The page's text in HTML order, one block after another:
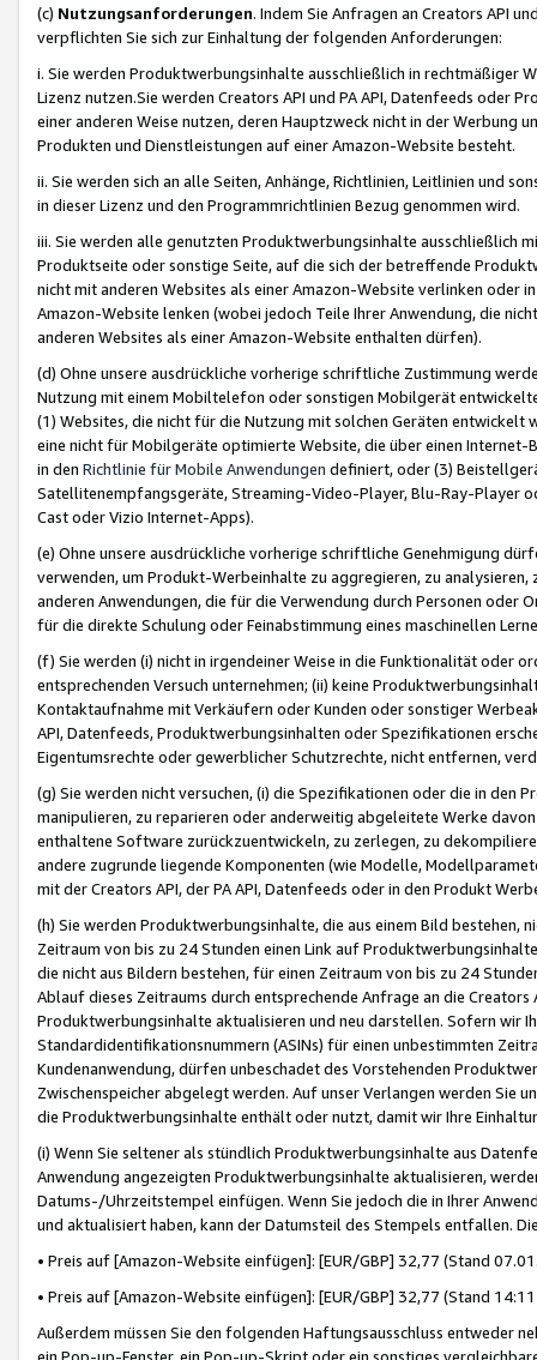
(c) Nutzungsanforderungen. Indem Sie Anfragen an Creators API
verpflichten Sie sich zur Einhaltung der folgenden Anforderungen:
i. Sie werden Produktwerbungsinhalte ausschließlich in rechtmäßiger
Lizenz nutzen.Sie werden Creators API und PA API, Datenfeeds oder
einer anderen Weise nutzen, deren Hauptzweck nicht in der Werbung
Produkten und Dienstleistungen auf einer Amazon-Website besteht.
ii. Sie werden sich an alle Seiten, Anhänge, Richtlinien, Leitlinien und
in dieser Lizenz und den Programmrichtlinien Bezug genommen wird.
iii. Sie werden alle genutzten Produktwerbungsinhalte ausschließlich
Produktseite oder sonstige Seite, auf die sich der betreffende
nicht mit anderen Websites als einer Amazon-Website verlinken oder
Amazon-Website lenken (wobei jedoch Teile Ihrer Anwendung, die
anderen Websites als einer Amazon-Website enthalten dürfen).
(d) Ohne unsere ausdrückliche vorherige schriftliche Zustimmung
Nutzung mit einem Mobiltelefon oder sonstigen Mobilgerät
(1) Websites, die nicht für die Nutzung mit solchen Geräten
eine nicht für Mobilgeräte optimierte Website, die über einen
in den Richtlinie für Mobile Anwendungen definiert, oder (3)
Satellitenempfangsgeräte, Streaming-Video-Player, Blu-Ray-Player
Cast oder Vizio Internet-Apps).
(e) Ohne unsere ausdrückliche vorherige schriftliche Genehmigung
verwenden, um Produkt-Werbeinhalte zu aggregieren, zu
anderen Anwendungen, die für die Verwendung durch Personen
für die direkte Schulung oder Feinabstimmung eines maschinellen
(f) Sie werden (i) nicht in irgendeiner Weise in die Funktionalität oder
entsprechenden Versuch unternehmen; (ii) keine
Kontaktaufnahme mit Verkäufern oder Kunden oder sonstiger
API, Datenfeeds, Produktwerbungsinhalten oder Spezifikationen
Eigentumsrechte oder gewerblicher Schutzrechte, nicht entfernen,
(g) Sie werden nicht versuchen, (i) die Spezifikationen oder die in
manipulieren, zu reparieren oder anderweitig abgeleitete Werke
enthaltene Software zurückzuentwickeln, zu zerlegen, zu
andere zugrunde liegende Komponenten (wie Modelle,
mit der Creators API, der PA API, Datenfeeds oder in den Produkt
(h) Sie werden Produktwerbungsinhalte, die aus einem Bild bestehen,
Zeitraum von bis zu 24 Stunden einen Link auf
die nicht aus Bildern bestehen, für einen Zeitraum von bis zu 24
Ablauf dieses Zeitraums durch entsprechende Anfrage an die
Produktwerbungsinhalte aktualisieren und neu darstellen. Sofern wir
Standardidentifikationsnummern (ASINs) für einen unbestimmten
Kundenanwendung, dürfen unbeschadet des Vorstehenden
Zwischenspeicher abgelegt werden. Auf unser Verlangen werden Sie
die Produktwerbungsinhalte enthält oder nutzt, damit wir Ihre
(i) Wenn Sie seltener als stündlich Produktwerbungsinhalte aus
Anwendung angezeigten Produktwerbungsinhalte aktualisieren,
Datums-/Uhrzeitstempel einfügen. Wenn Sie jedoch die in Ihrer
und aktualisiert haben, kann der Datumsteil des Stempels entfallen.
• Preis auf [Amazon-Website einfügen]: [EUR/GBP] 32,77 (Stand
• Preis auf [Amazon-Website einfügen]: [EUR/GBP] 32,77 (Stand
Außerdem müssen Sie den folgenden Haftungsausschluss entweder
ein Pop-up-Fenster, ein Pop-up-Skript oder ein sonstiges